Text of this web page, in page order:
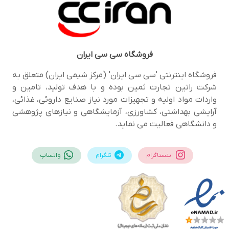
فروشگاهسی سی ایران
فروشگاه اینترنتی 'سی سی ایران' (مرکز شیمی ایران) متعلق به
شرکت راتین تجارت ثمین بوده و با هدف تولید، تامین و
واردات مواد اولیه و تجهیزات مورد نیاز صنایع داروئی، غذائی،
آرایشی بهداشتی، کشاورزی، آزمایشگاهی و نیازهای پژوهشی
و دانشگاهی فعالیت می نماید.
اینستاگرام تلگرام واتساپ